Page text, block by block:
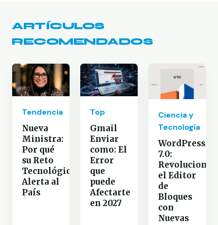
ARTÍCULOS
RECOMENDADOS
Tendencia
Nueva
Ministra:
Por qué
su Reto
Tecnológico
Alerta al
País
Top
Gmail
Enviar
como: El
Error
que
puede
Afectarte
en 2027
Ciencia y
Tecnología
WordPress
7.0:
Revoluciona
el Editor
de
Bloques
con
Nuevas